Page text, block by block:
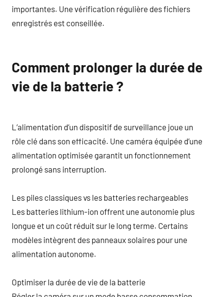
importantes. Une vérification régulière des fichiers
enregistrés est conseillée.
Comment prolonger la durée de
vie de la batterie ?
L’alimentation d’un dispositif de surveillance joue un
rôle clé dans son efficacité. Une caméra équipée d’une
alimentation optimisée garantit un fonctionnement
prolongé sans interruption.
Les piles classiques vs les batteries rechargeables
Les batteries lithium-ion offrent une autonomie plus
longue et un coût réduit sur le long terme. Certains
modèles intègrent des panneaux solaires pour une
alimentation autonome.
Optimiser la durée de vie de la batterie